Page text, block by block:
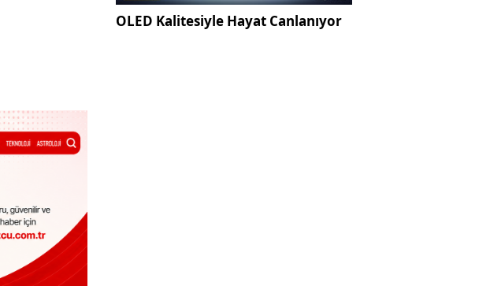
OLED Kalitesiyle Hayat Canlanıyor